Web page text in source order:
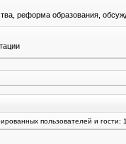
реформа образования,
пользователей и гости: